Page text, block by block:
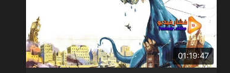
01:19:47